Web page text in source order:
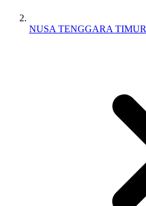
NUSA TENGGARA TIMUR